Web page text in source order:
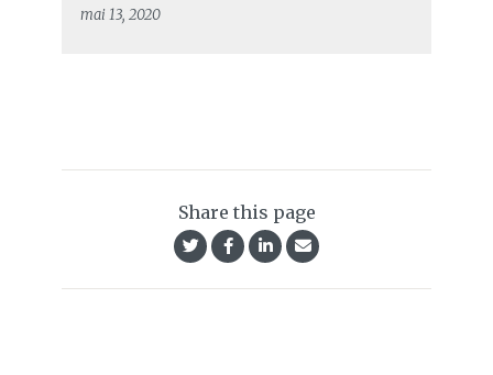
mai 13, 2020
Share this page